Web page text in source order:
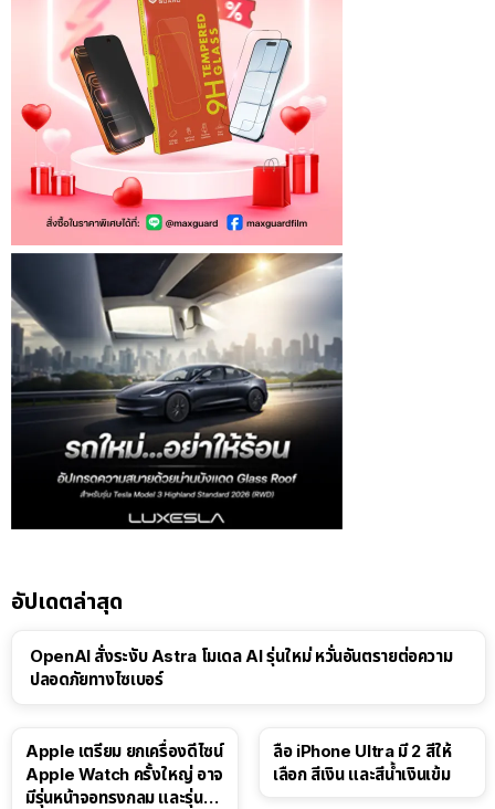
อัปเดตล่าสุด
OpenAI สั่งระงับ Astra โมเดล AI รุ่นใหม่ หวั่นอันตรายต่อความ
ปลอดภัยทางไซเบอร์
Apple เตรียม ยกเครื่องดีไซน์
Apple Watch ครั้งใหญ่ อาจ
มีรุ่นหน้าจอทรงกลม และรุ่นที่
ลือ iPhone Ultra มี 2 สีให้
เลือก สีเงิน และสีน้ำเงินเข้ม